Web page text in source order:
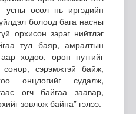
усны осол нь иргэдийн
болоод бага насны
орхисон зэрэг нийтлэг
тул баяр, амралтын
хөдөө, орон нутгийг
сонор, сэрэмжтэй байж,
онцлогийг судалж,
өгч байгаа заавар,
зөвлөж байна” гэлээ.